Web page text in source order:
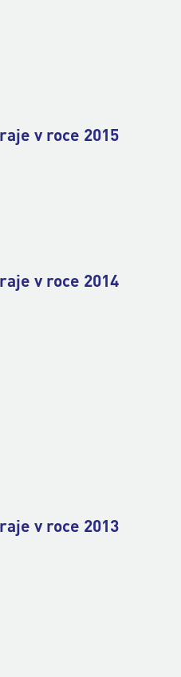
v roce 2015
v roce 2014
v roce 2013